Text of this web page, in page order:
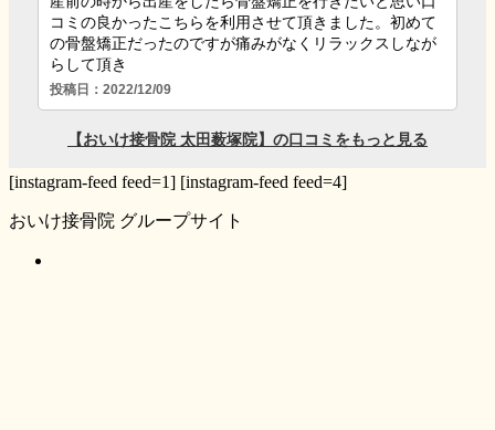
[instagram-feed feed=1] [instagram-feed feed=4]
おいけ接骨院 グループサイト